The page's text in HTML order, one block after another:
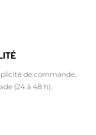
de commande,
(24 à 48 h).